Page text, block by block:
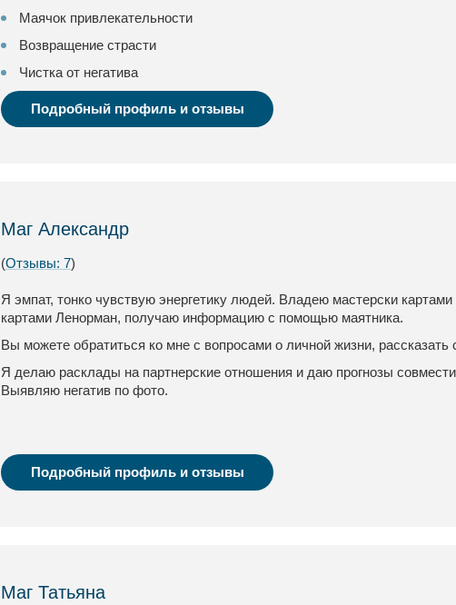
Маячок привлекательности
Возвращение страсти
Чистка от негатива
Подробный профиль и отзывы
Маг Александр
(Отзывы: 7)
Я эмпат, тонко чувствую энергетику людей. Владею мастерски
картами Ленорман, получаю информацию с помощью маятника.
Вы можете обратиться ко мне с вопросами о личной жизни, рассказать
Я делаю расклады на партнерские отношения и даю прогнозы
Выявляю негатив по фото.
Подробный профиль и отзывы
Маг Татьяна